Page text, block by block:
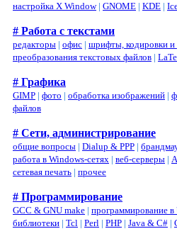
настройка X Window| GNOME | KDE |
# Работа с текстами
редакторы | офис | шрифты, кодировки и
преобразования текстовых файлов |
# Графика
GIMP | фото | обработка изображений |
файлов
# Сети, администрирование
общие вопросы | Dialup & PPP |
работа в Windows-сетях | веб-серверы |
сетевая печать | прочее
# Программирование
GCC & GNU make | программирование
библиотеки | Tcl | Perl | PHP | Java & C# |